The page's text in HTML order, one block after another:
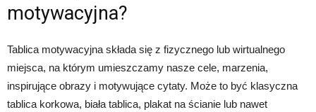
motywacyjna?
Tablica motywacyjna składa się z fizycznego lub wirtualnego
miejsca, na którym umieszczamy nasze cele, marzenia,
inspirujące obrazy i motywujące cytaty. Może to być klasyczna
tablica korkowa, biała tablica, plakat na ścianie lub nawet